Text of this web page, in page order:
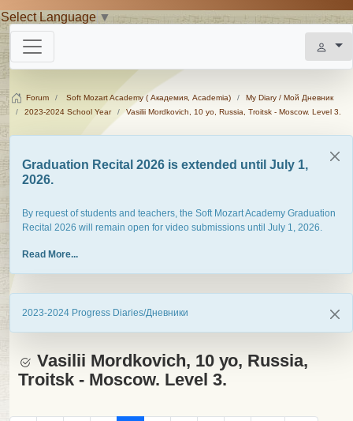
Select Language ▼
Forum Soft Mozart Academy ( Академия, Academia)
My Diary / Мой Дневник
2023-2024 School Year
Vasilii Mordkovich, 10 уо, Russia, Troitsk - Moscow. Level 3.
Graduation Recital 2026 is extended until July 1,
2026.
By request of students and teachers, the Soft Mozart Academy Graduation
Recital 2026 will remain open for video submissions until July 1, 2026.
Read More...
2023-2024 Progress Diaries/Дневники
Vasilii Mordkovich, 10 уо, Russia,
Troitsk - Moscow. Level 3.